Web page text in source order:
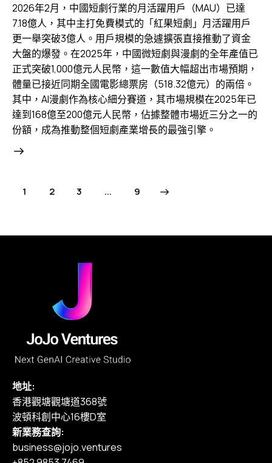
2026年2月，中國短劇行業的月活躍用戶（MAU）已達
7.18億人，其中主打免費模式的「紅果短劇」月活躍用戶
更一舉突破3億人。用戶規模的急遽擴張直接推動了資金
大盤的爆發。在2025年，中國微短劇與漫劇的全年產值已
正式突破1,000億元人民幣，這一數值大幅超出市場預期，
體量已接近同期全國電影總票房（518.32億元）的兩倍。
其中，AI漫劇作為核心細分賽道，其市場規模在2025年已
達到168億至200億元人民幣，佔據整體市場近三分之一的
份額，成為推動整個短劇產業增長的最強引擎。
1 2 3 ... 9
>
地址:
香港觀塘觀塘道368號
波頓科創中心16樓D室
新業務查詢:
business@jojo.ventures